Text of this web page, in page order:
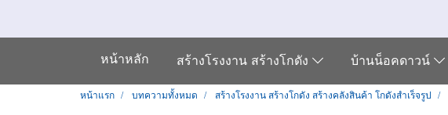
หน้าหลัก สร้างโรงงาน สร้างโกดัง บ้านน็อคดาวน์
หน้าแรก บทความทั้งหมด สร้างโรงงาน สร้างโกดัง สร้างคลังสินค้า โกดังสำเร็จรูป